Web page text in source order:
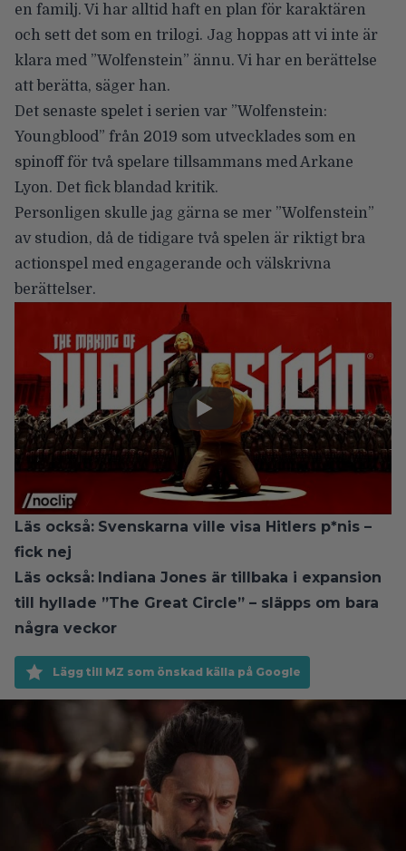
en familj. Vi har alltid haft en plan för karaktären
och sett det som en trilogi. Jag hoppas att vi inte är
klara med ”Wolfenstein” ännu. Vi har en berättelse
att berätta, säger han.
Det senaste spelet i serien var ”Wolfenstein:
Youngblood” från 2019 som utvecklades som en
spinoff för två spelare tillsammans med Arkane
Lyon. Det fick blandad kritik.
Personligen skulle jag gärna se mer ”Wolfenstein”
av studion, då de tidigare två spelen är riktigt bra
actionspel med engagerande och välskrivna
berättelser.
Läs också: Svenskarna ville visa Hitlers p*nis –
fick nej
Läs också: Indiana Jones är tillbaka i expansion
till hyllade ”The Great Circle” – släpps om bara
några veckor
Lägg till MZ som önskad källa på Google